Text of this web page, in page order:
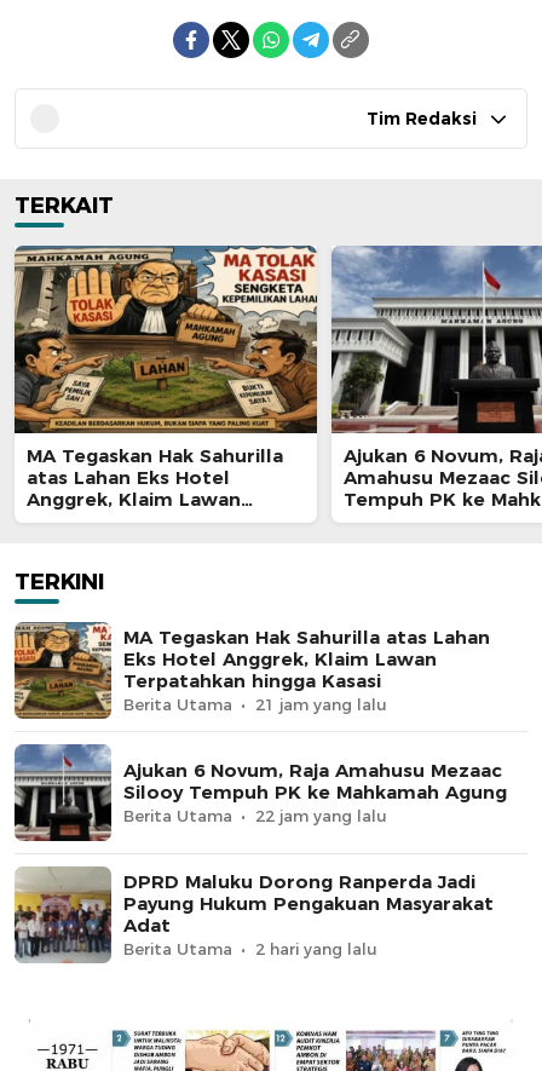
Tim Redaksi
TERKAIT
MA Tegaskan Hak Sahurilla
atas Lahan Eks Hotel
Anggrek, Klaim Lawan
Terpatahkan hingga Kasasi
Ajukan 6 Novum,
Amahusu Mezaac
Tempuh PK ke
Agung
TERKINI
MA Tegaskan Hak Sahurilla atas Lahan
Eks Hotel Anggrek, Klaim Lawan
Terpatahkan hingga Kasasi
Berita Utama 21 jam yang lalu
Ajukan 6 Novum, Raja Amahusu Mezaac
Silooy Tempuh PK ke Mahkamah Agung
Berita Utama 22 jam yang lalu
DPRD Maluku Dorong Ranperda Jadi
Payung Hukum Pengakuan Masyarakat
Adat
Berita Utama 2 hari yang lalu